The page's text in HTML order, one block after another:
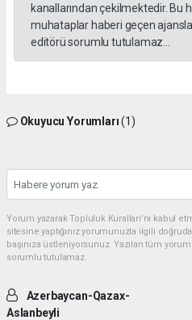
kanallarından çekilmektedir. Bu
muhataplar haberi geçen
editörü sorumlu tutulamaz...
Okuyucu Yorumları(1)
Yorum yazarak Topluluk Kuralları’nı kabul
sitesine yaptığınız yorumunuzla ilgili
başınıza üstleniyorsunuz. Yazılan tüm
sorumlu tutulamaz.
Azerbaycan-Qazax-
Aslanbeyli